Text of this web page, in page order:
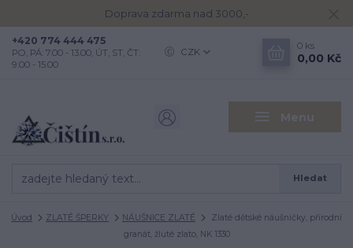
Doprava zdarma nad 3000,-
Menu
CZK
Hledat
+420 774 444 475
PO, PÁ: 7.00 - 13.00, ÚT, ST, ČT:
9.00 - 15.00
0 ks
0,00 Kč
Úvod ZLATÉ ŠPERKY NÁUŠNICE ZLATÉ
Zlaté dětské náušničky, přírodní
granát, žluté zlato, NK 1330